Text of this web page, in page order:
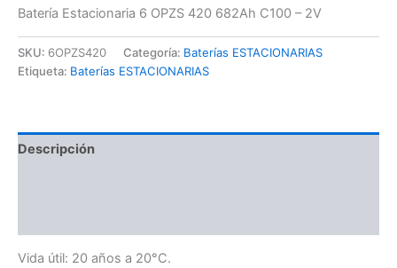
Batería Estacionaria 6 OPZS 420 682Ah C100 – 2V
SKU: 6OPZS420 Categoría: Baterías ESTACIONARIAS
Etiqueta: Baterías ESTACIONARIAS
Descripción
Vida útil: 20 años a 20°C.